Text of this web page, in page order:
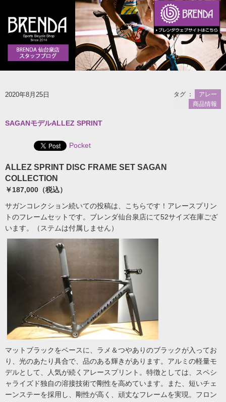
2020年8月25日 タグ ：
アレー
商品情報
SAGANモデルALLEZ SPRINT
Pocket
ALLEZ SPRINT DISC FRAME SET SAGAN
COLLECTION
￥187,000（税込）
サガンコレクション続いての投稿は、こちらです！アレースプリン
トのフレームセットです。ブレンダ仙台泉店にて52サイズ在庫ござ
います。（ステムは付属しません）
マットブラックをベースに、ラメ＆つやありのブラックが入ってお
り、光のあたり具合で、品のある輝きがあります。アルミの軽量モ
デルとして、人気が続くアレースプリント。特徴としては、スペシ
ャライズド独自の溶接技術で剛性を高めています。また、短いチェ
ーンステーを採用し、剛性が高く、頑丈なフレームを実現。フロン